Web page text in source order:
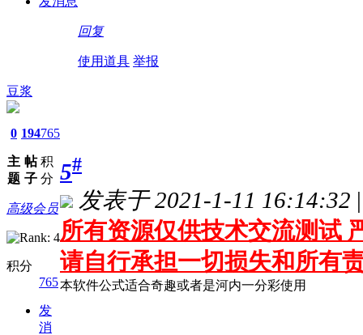
回复
使用道具 举报
豆浆
0
主
题
194
帖
子
765
积
分
高级会员
积分
765
发
消
5#
发表于 2021-1-11 16:14:32 |
所有资源仅供技术交流测试
请自行承担一切损失和所有
本软件公式适合奇趣或者是河内一分彩使用